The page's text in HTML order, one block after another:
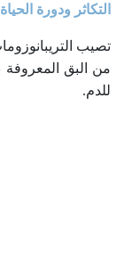
التكاثر ودورة الحياة
للدم.